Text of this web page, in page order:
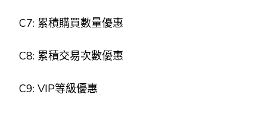
C7: 累積購買數量優惠
C8: 累積交易次數優惠
C9: VIP等級優惠